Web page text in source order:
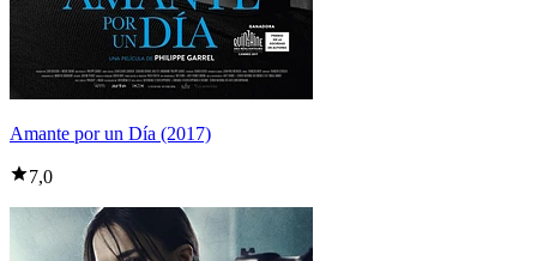
Amante por un Día (2017)
7,0